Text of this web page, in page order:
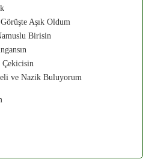
Aşık Oldum
Birisin
Çekicisin
ve Nazik Buluyorum